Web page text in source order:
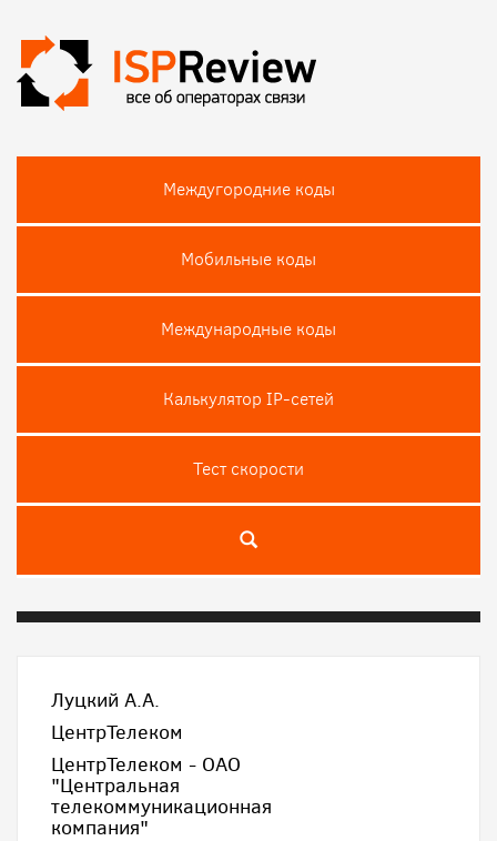
Междугородние коды
Мобильные коды
Международные коды
Калькулятор IP-сетей
Тест скороcти
Луцкий А.А.
ЦентрТелеком
ЦентрТелеком - ОАО
"Центральная
телекоммуникационная
компания"